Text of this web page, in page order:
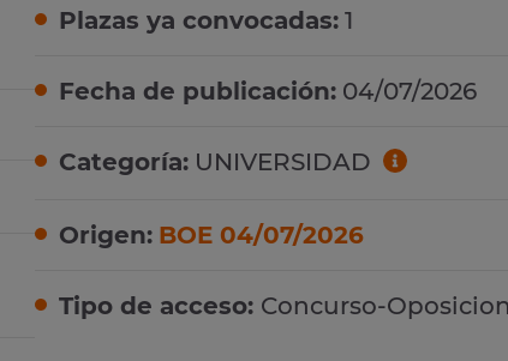
Plazas ya convocadas: 1
Fecha de publicación: 04/07/2026
Categoría: UNIVERSIDAD
Origen: BOE 04/07/2026
Tipo de acceso: Concurso-Oposicion